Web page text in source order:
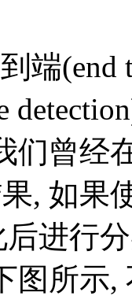
端
们曾经
, 如果
后进行
图所示